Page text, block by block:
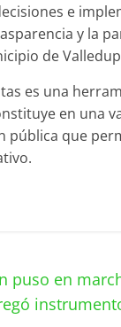
e
y la
de
es una
en una
que
puso en